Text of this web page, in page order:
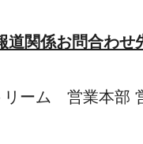
道関係お問合わせ
リーム 営業本部